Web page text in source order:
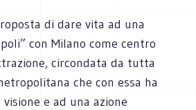
di dare vita ad una
con Milano come centro
circondata da tutta
che con essa ha
e ad una azione